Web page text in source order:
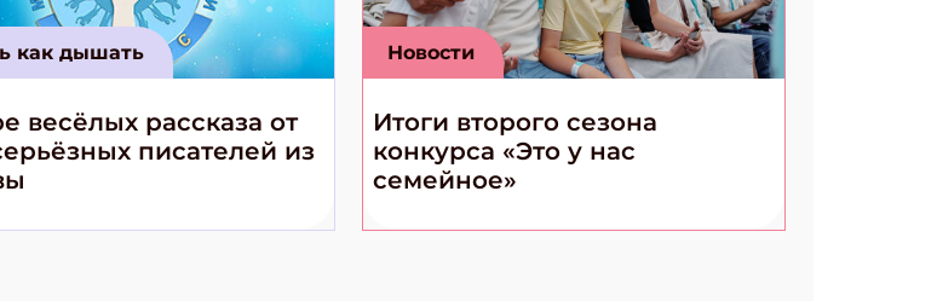
как дышать
весёлых рассказа от
писателей из
Новости
Итоги второго сезона
конкурса «Это у нас
семейное»